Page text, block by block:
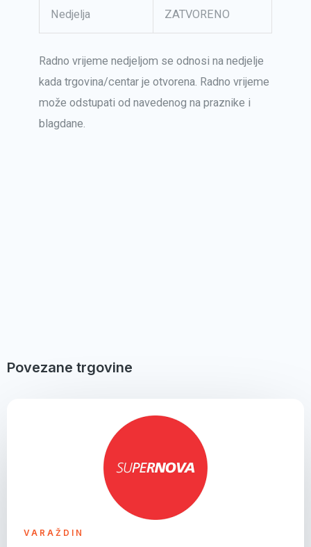
Nedjelja ZATVORENO
Radno vrijeme nedjeljom se odnosi na nedjelje
kada trgovina/centar je otvorena. Radno vrijeme
može odstupati od navedenog na praznike i
blagdane.
Povezane trgovine
VARAŽDIN